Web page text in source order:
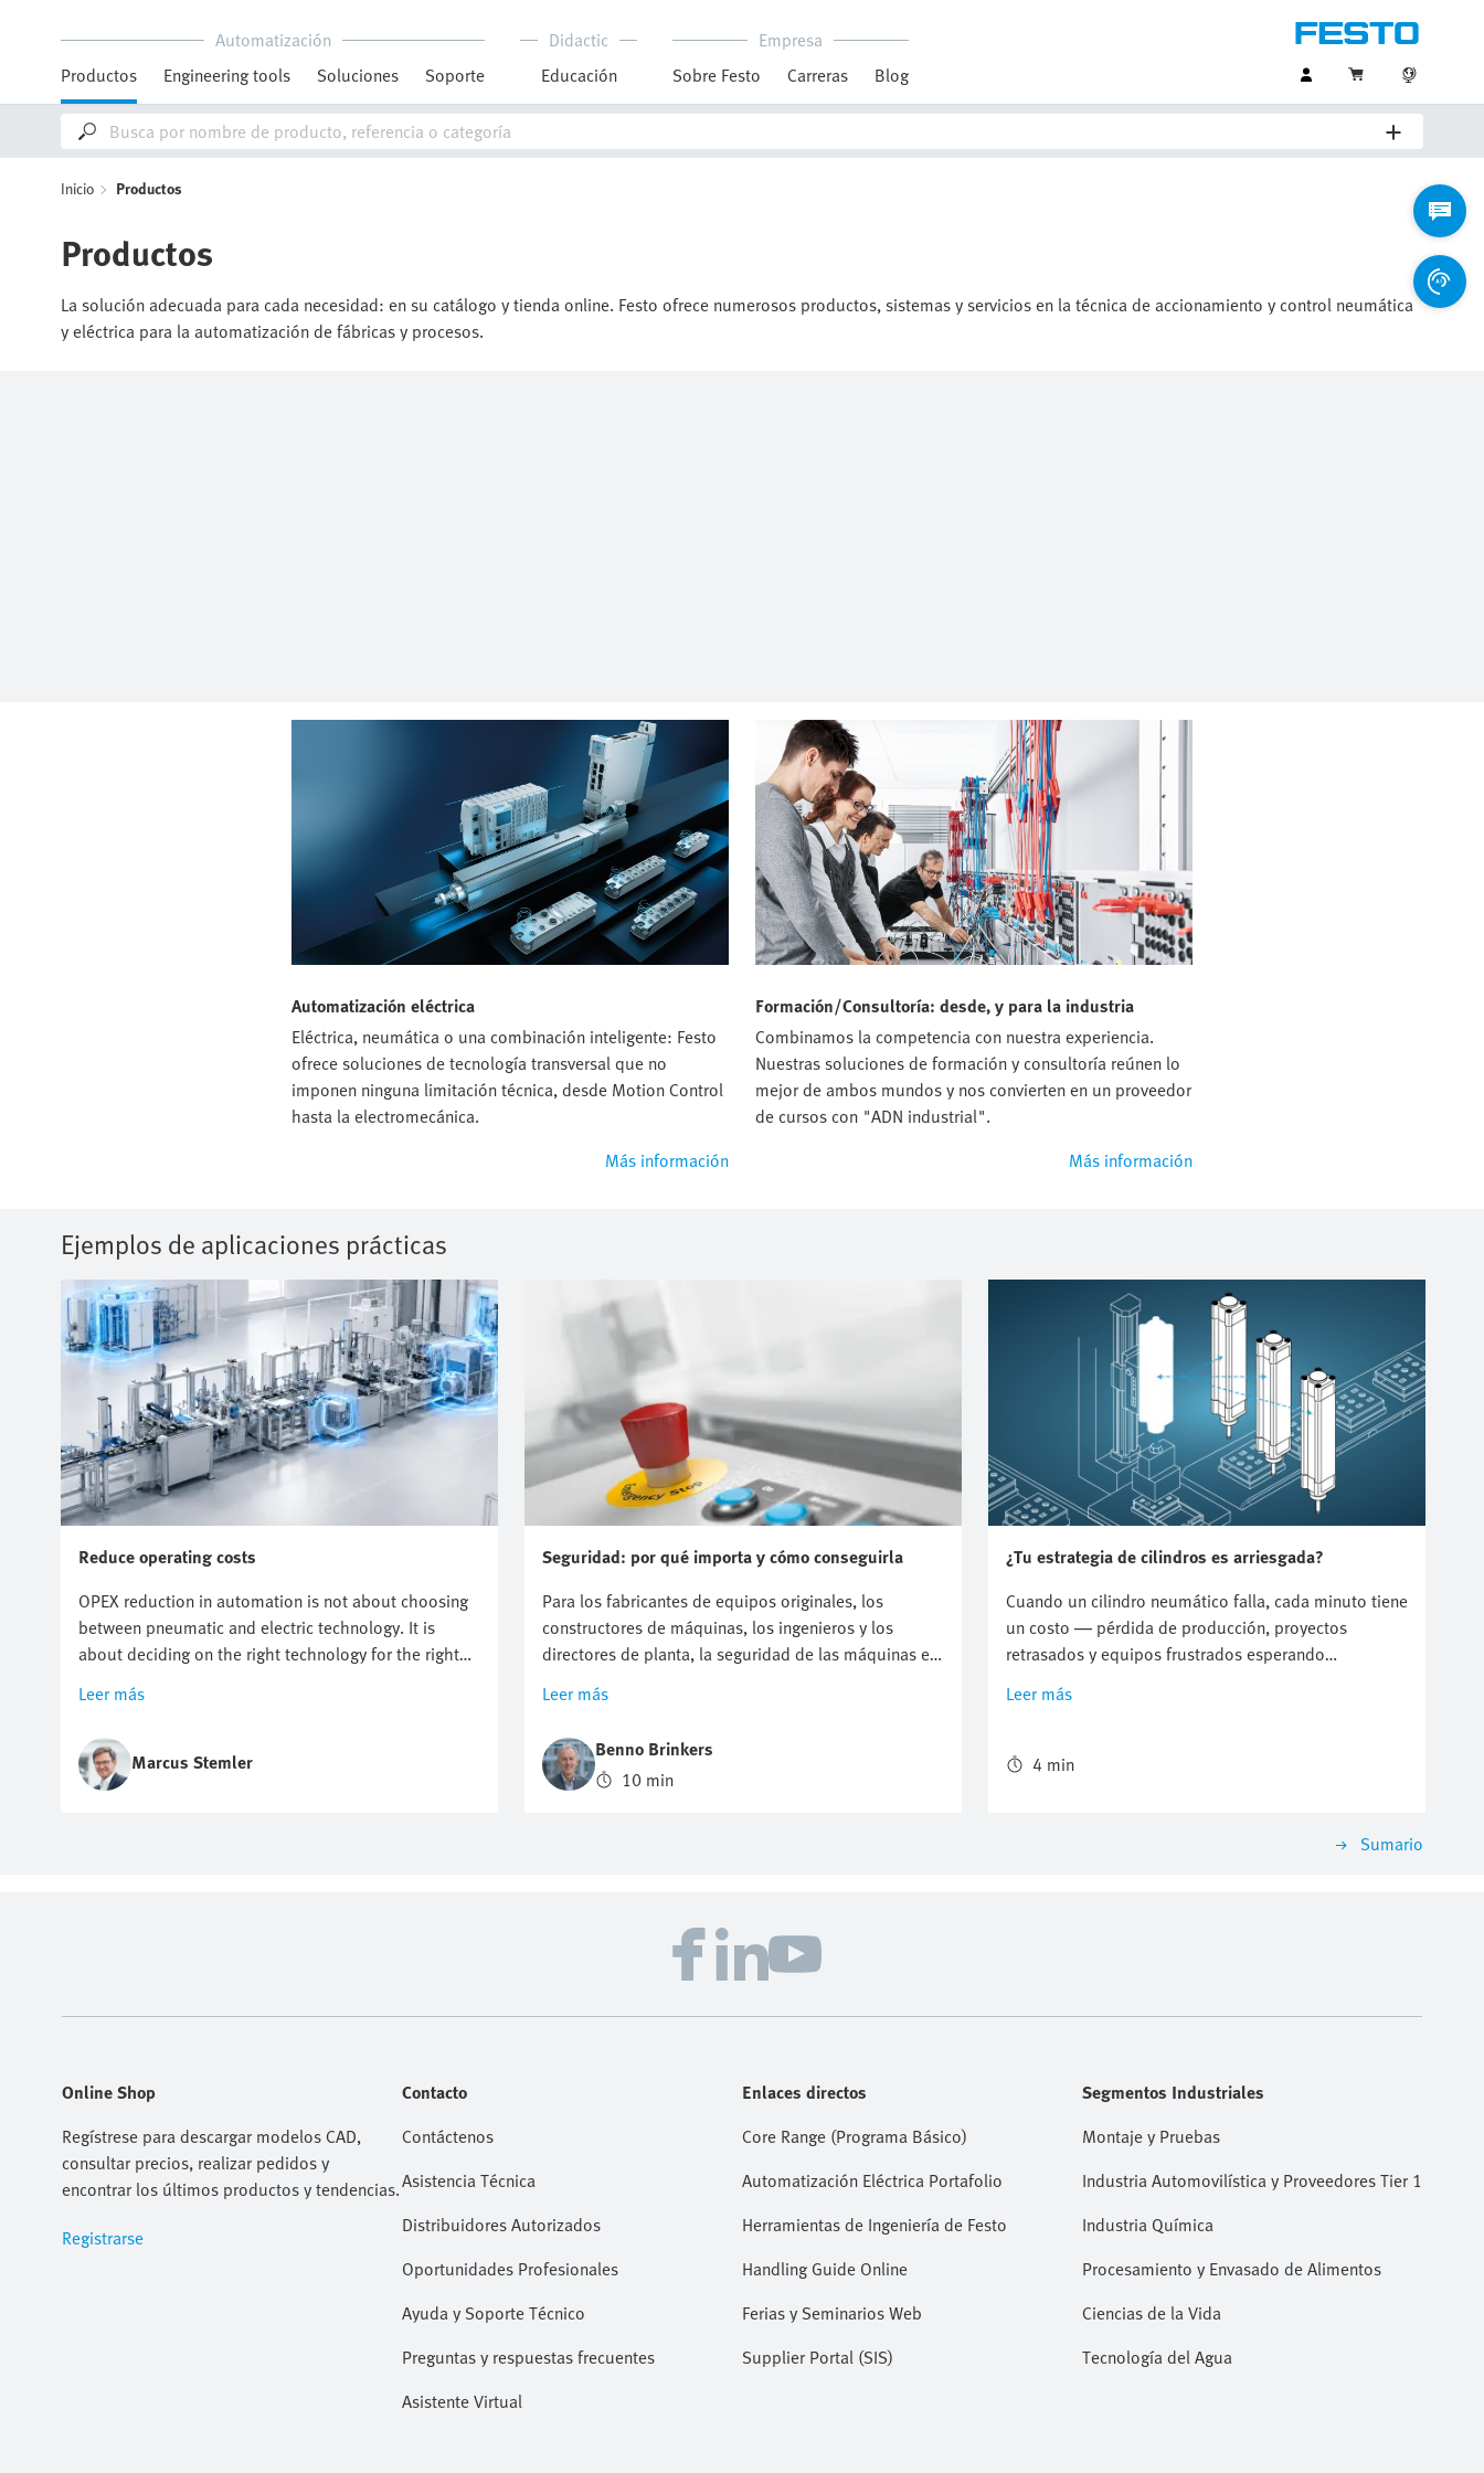
Automatización
Productos
Engineering tools Soluciones Soporte
Didactic
Educación
Empresa
Sobre Festo
Carreras Blog
Inicio Productos
Productos
La solución adecuada para cada necesidad: en su catálogo y tienda online. Festo ofrece numerosos productos, sistemas y servicios en la técnica de accionamiento y control neumática
y eléctrica para la automatización de fábricas y procesos.
Automatización eléctrica
Eléctrica, neumática o una combinación inteligente: Festo
ofrece soluciones de tecnología transversal que no
imponen ninguna limitación técnica, desde Motion Control
hasta la electromecánica.
Más información
Formación/Consultoría: desde, y para la industria
Combinamos la competencia con nuestra experiencia.
Nuestras soluciones de formación y consultoría reúnen lo
mejor de ambos mundos y nos convierten en un proveedor
de cursos con "ADN industrial".
Más información
Ejemplos de aplicaciones prácticas
Reduce operating costs
OPEX reduction in automation is not about choosing
between pneumatic and electric technology. It is
about deciding on the right technology for the right
actually arise. But however useful energy targets,
compressed air reduction and electrification plans are,
they do not automatically point to one technology.
Leer más
Marcus Stemler
Seguridad: por qué importa y cómo conseguirla
Para los fabricantes de equipos originales, los
constructores de máquinas, los ingenieros y los
directores de planta, la seguridad de las máquinas es
responsabilidad hacia los trabajadores, un
compromiso con los clientes y una ventaja
estratégica. Todas las máquinas de la planta de
producción tienen dos caras: su potencial para
detrás de la seguridad de las máquinas, desde la
comprensión de las nuevas normas europeas hasta la
El objetivo es sencillo: ayudarle a proteger a su
Leer más
Benno Brinkers
10 min
¿Tu estrategia de cilindros es arriesgada?
Cuando un cilindro neumático falla, cada minuto tiene
un costo — pérdida de producción, proyectos
retrasados y equipos frustrados esperando
un efecto dominó en toda la línea de producción.
Leer más
4 min
Sumario
Online Shop
Regístrese para descargar modelos CAD,
consultar precios, realizar pedidos y
encontrar los últimos productos y tendencias.
Registrarse
Contacto
Contáctenos
Asistencia Técnica
Distribuidores Autorizados
Oportunidades Profesionales
Ayuda y Soporte Técnico
Preguntas y respuestas frecuentes
Asistente Virtual
Enlaces directos
Core Range (Programa Básico)
Automatización Eléctrica Portafolio
Herramientas de Ingeniería de Festo
Handling Guide Online
Ferias y Seminarios Web
Supplier Portal (SIS)
Segmentos Industriales
Montaje y Pruebas
Industria Automovilística y Proveedores Tier 1
Industria Química
Procesamiento y Envasado de Alimentos
Ciencias de la Vida
Tecnología del Agua